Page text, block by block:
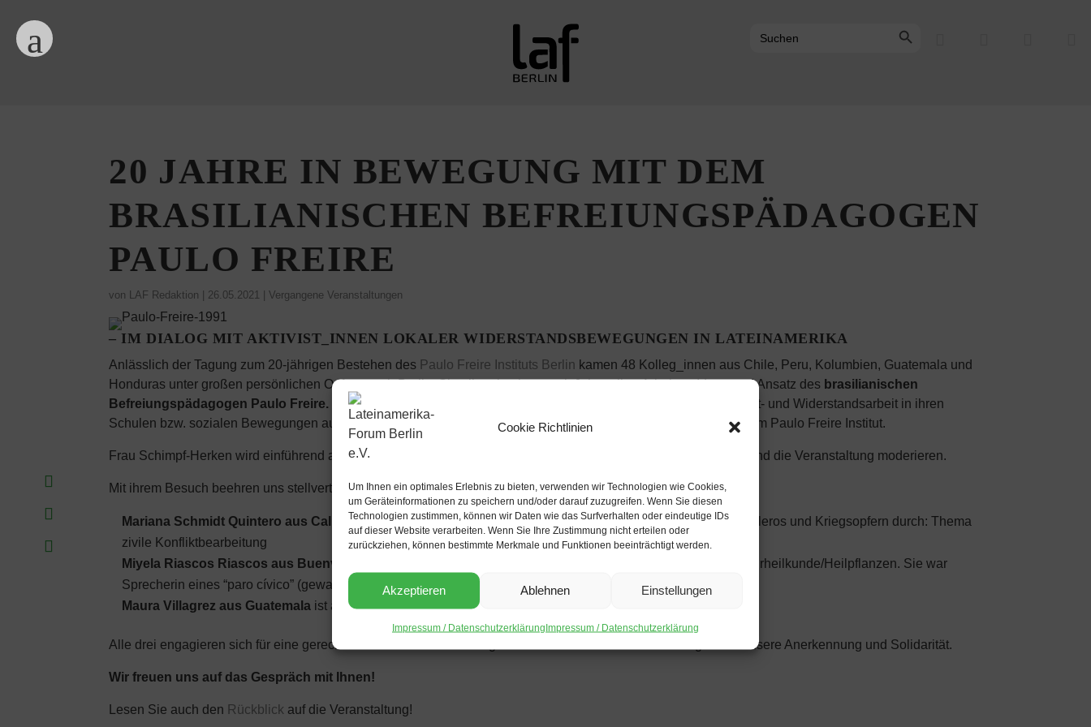
Cookie Richtlinien
Um Ihnen ein optimales Erlebnis zu bieten, verwenden wir Technologien wie Cookies,
um Geräteinformationen zu speichern und/oder darauf zuzugreifen. Wenn Sie diesen
Technologien zustimmen, können wir Daten wie das Surfverhalten oder eindeutige IDs
auf dieser Website verarbeiten. Wenn Sie Ihre Zustimmung nicht erteilen oder
zurückziehen, können bestimmte Merkmale und Funktionen beeinträchtigt werden.
Akzeptieren Ablehnen Einstellungen
Impressum / DatenschutzerklärungImpressum / Datenschutzerklärung
for:
20 JAHRE IN BEWEGUNG MIT DEM
BRASILIANISCHEN BEFREIUNGSPÄDAGOGEN
PAULO FREIRE
von LAF Redaktion 26.05.2021 |Vergangene Veranstaltungen
– IM DIALOG MIT AKTIVIST_INNEN LOKALER WIDERSTANDSBEWEGUNGEN IN LATEINAMERIKA
Anlässlich der Tagung zum 20-jährigen Bestehen des Paulo Freire Instituts Berlin kamen 48 Kolleg_innen aus Chile, Peru, Kolumbien, Guatemala und
Honduras unter großen persönlichen Opfern nach Berlin. Sie alle orientieren seit Jahren ihre Arbeit an Ideen und Ansatz des brasilianischen
Befreiungspädagogen Paulo Freire. Hier tauschten sie im Oktober ihre Erfahrungen über die Friedens-, Umwelt- und Widerstandsarbeit in ihren
Schulen bzw. sozialen Bewegungen aus. Den Austausch organisierte Dr. Ilse Schimpf-Herken gemeinsam mit dem Paulo Freire Institut.
Frau Schimpf-Herken wird einführend an dem Abend im LAF die Ergebnisse des Austauschs zusammenfassen und die Veranstaltung moderieren.
Mit ihrem Besuch beehren uns stellvertretend für die Gesamtgruppe:
Mariana Schmidt Quintero aus Cali
, Kolumbien, führt ein Dialogprojekt mit demobilisierten ehemaligen Guerilleros und Kriegsopfern durch: Thema
zivile Konfliktbearbeitung
Miyela Riascos Riascos aus Buenventura,
Kolumbien, arbeitet mit Afro-Frauen zum Thema Gesundheit/Naturheilkunde/Heilpflanzen. Sie war
Sprecherin eines “paro cívico” (gewaltfreier Generalstreik)
Maura Villagrez aus Guatemala ist an einer zweisprachigen Lehrerausbildungs-Institution tätig.
Alle drei engagieren sich für eine gerechtere und friedlichere Welt ganz im Sinne Paulo Freires. Ihnen gebührt unsere Anerkennung und Solidarität.
Wir freuen uns auf das Gespräch mit Ihnen!
Lesen Sie auch den Rückblick auf die Veranstaltung!